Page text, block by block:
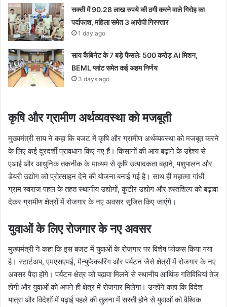
सक्ती में 90.28 लाख रुपये की ठगी करने वाले गिरोह का
पर्दाफाश, महिला समेत 3 आरोपी गिरफ्तार
1 day ago
साय कैबिनेट के 7 बड़े फैसले: 500 करोड़ AI मिशन,
BEML प्लांट समेत कई अहम निर्णय
3 days ago
कृषि और ग्रामीण अर्थव्यवस्था को मजबूती
मुख्यमंत्री साय ने कहा कि बजट में कृषि और ग्रामीण अर्थव्यवस्था को मजबूत करने
के लिए कई दूरदर्शी प्रावधान किए गए हैं। किसानों की आय बढ़ाने के उद्देश्य से
एआई और आधुनिक तकनीक के माध्यम से कृषि उत्पादकता बढ़ाने, पशुपालन और
डेयरी उद्योग को प्रोत्साहन देने की योजना बनाई गई है। साथ ही महात्मा गांधी
ग्राम स्वराज पहल के तहत स्थानीय उद्योगों, कुटीर उद्योग और हस्तशिल्प को बढ़ावा
देकर ग्रामीण क्षेत्रों में रोजगार के नए अवसर सृजित किए जाएंगे।
युवाओं के लिए रोजगार के नए अवसर
मुख्यमंत्री ने कहा कि इस बजट में युवाओं के रोजगार पर विशेष फोकस किया गया
है। स्टार्टअप, एमएसएमई, मैन्युफैक्चरिंग और पर्यटन जैसे क्षेत्रों में रोजगार के नए
अवसर पैदा होंगे। पर्यटन क्षेत्र को बढ़ावा मिलने से स्थानीय आर्थिक गतिविधियां तेज
होंगी और युवाओं को अपने ही क्षेत्र में रोजगार मिलेगा। उन्होंने कहा कि विदेश
यात्रा और विदेशों में पढ़ाई पहले की तुलना में सस्ती होने से युवाओं को वैश्विक